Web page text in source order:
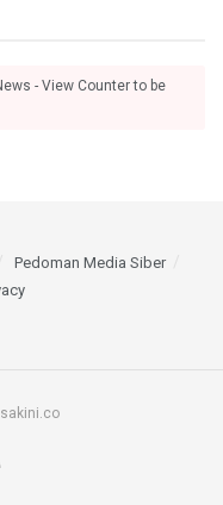
- View Counter to be
Pedoman Media Siber